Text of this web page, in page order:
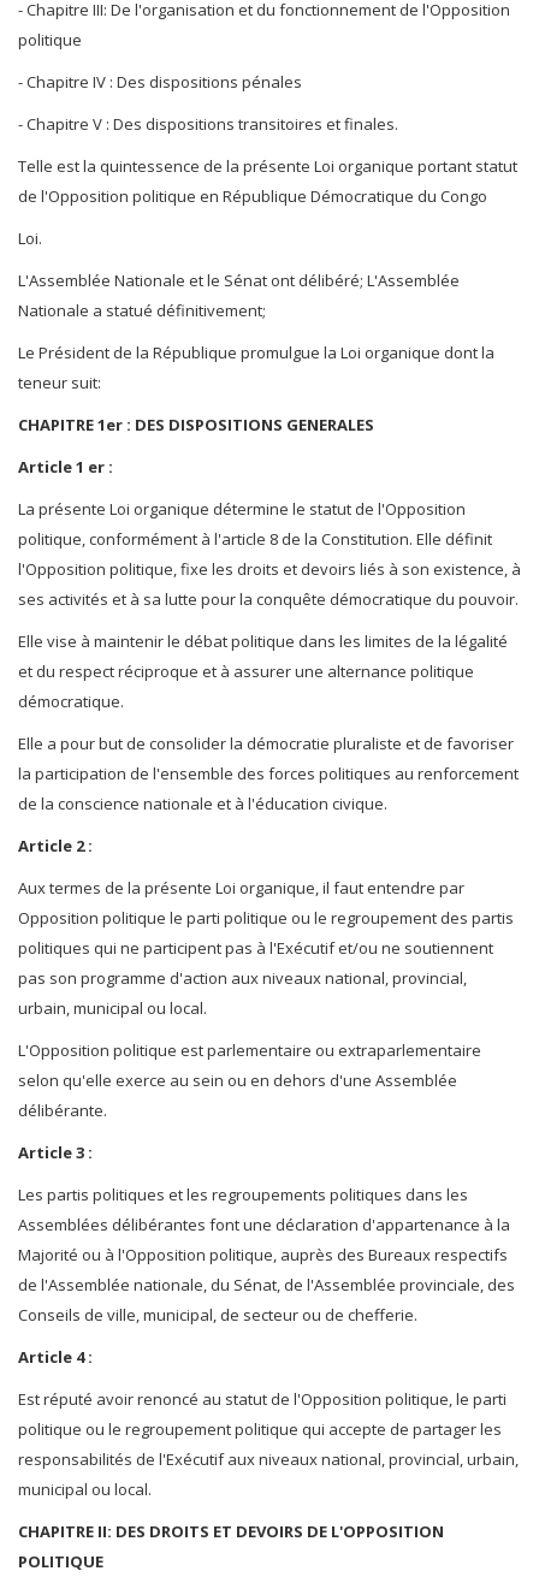
- Chapitre III: De l'organisation et du fonctionnement de l'Opposition
politique
- Chapitre IV : Des dispositions pénales
- Chapitre V : Des dispositions transitoires et finales.
Telle est la quintessence de la présente Loi organique portant statut
de l'Opposition politique en République Démocratique du Congo
Loi.
L'Assemblée Nationale et le Sénat ont délibéré; L'Assemblée
Nationale a statué définitivement;
Le Président de la République promulgue la Loi organique dont la
teneur suit:
CHAPITRE 1er : DES DISPOSITIONS GENERALES
Article 1 er :
La présente Loi organique détermine le statut de l'Opposition
politique, conformément à l'article 8 de la Constitution. Elle définit
l'Opposition politique, fixe les droits et devoirs liés à son existence, à
ses activités et à sa lutte pour la conquête démocratique du pouvoir.
Elle vise à maintenir le débat politique dans les limites de la légalité
et du respect réciproque et à assurer une alternance politique
démocratique.
Elle a pour but de consolider la démocratie pluraliste et de favoriser
la participation de l'ensemble des forces politiques au renforcement
de la conscience nationale et à l'éducation civique.
Article 2 :
Aux termes de la présente Loi organique, il faut entendre par
Opposition politique le parti politique ou le regroupement des partis
politiques qui ne participent pas à l'Exécutif et/ou ne soutiennent
pas son programme d'action aux niveaux national, provincial,
urbain, municipal ou local.
L'Opposition politique est parlementaire ou extraparlementaire
selon qu'elle exerce au sein ou en dehors d'une Assemblée
délibérante.
Article 3 :
Les partis politiques et les regroupements politiques dans les
Assemblées délibérantes font une déclaration d'appartenance à la
Majorité ou à l'Opposition politique, auprès des Bureaux respectifs
de l'Assemblée nationale, du Sénat, de l'Assemblée provinciale, des
Conseils de ville, municipal, de secteur ou de chefferie.
Article 4 :
Est réputé avoir renoncé au statut de l'Opposition politique, le parti
politique ou le regroupement politique qui accepte de partager les
responsabilités de l'Exécutif aux niveaux national, provincial, urbain,
municipal ou local.
CHAPITRE II: DES DROITS ET DEVOIRS DE L'OPPOSITION
POLITIQUE